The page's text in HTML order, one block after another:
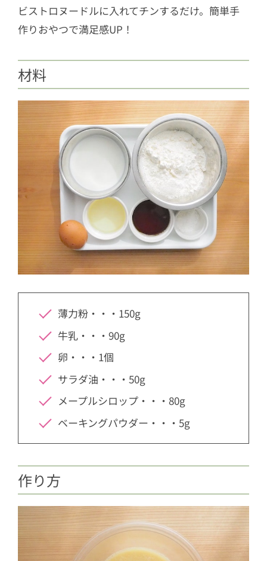
ビストロヌードルに入れてチンするだけ。簡単手
作りおやつで満足感UP！
材料
薄力粉・・・150g
牛乳・・・90g
卵・・・1個
サラダ油・・・50g
メープルシロップ・・・80g
ベーキングパウダー・・・5g
作り方